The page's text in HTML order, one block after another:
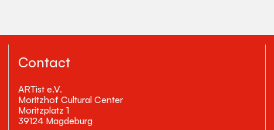
Contact
ARTist e.V.
Moritzhof Cultural Center
Moritzplatz 1
39124 Magdeburg